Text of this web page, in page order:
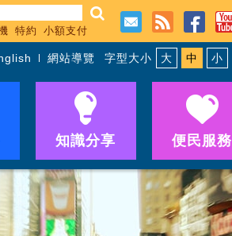
特約 小額支付
網站導覽 字型大小 大 中 小
知識分享 便民服務